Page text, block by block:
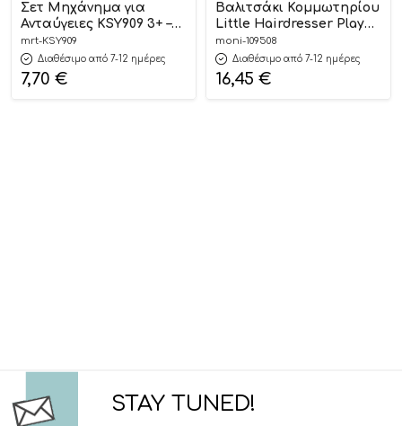
Σετ Μηχάνημα για
Ανταύγειες KSY909 3+ –
Martin Toys
mrt-KSY909
Διαθέσιμο από 7-12 ημέρες
7,70 €
Βαλιτσάκι Κομμωτηρίου
Little Hairdresser Play
Set 11τμχ TK318
6972633374442# 3+ –
Tooky Toys
moni-109508
Διαθέσιμο από 7-12 ημέρες
16,45 €
STAY TUNED!